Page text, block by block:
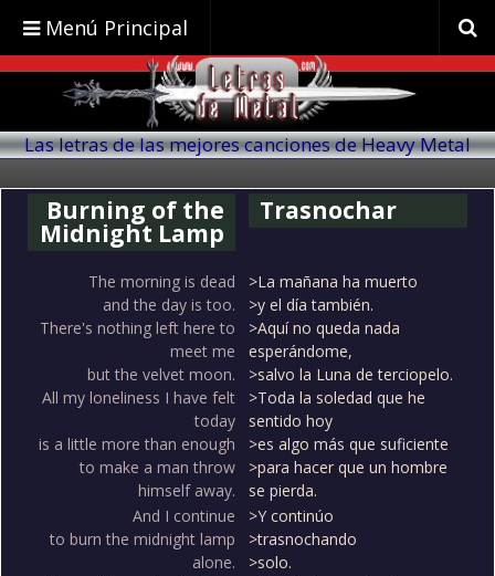
Menú Principal
Las letras de las mejores canciones de Heavy Metal
Burning of the
Midnight Lamp
Trasnochar
The morning is dead
and the day is too.
There's nothing left here to
meet me
but the velvet moon.
All my loneliness I have felt
today
is a little more than enough
to make a man throw
himself away.
>La mañana ha muerto
>y el día también.
>Aquí no queda nada
esperándome,
>salvo la Luna de terciopelo.
>Toda la soledad que he
sentido hoy
>es algo más que suficiente
>para hacer que un hombre
se pierda.
And I continue
to burn the midnight lamp
alone.
>Y continúo
>trasnochando
>solo.